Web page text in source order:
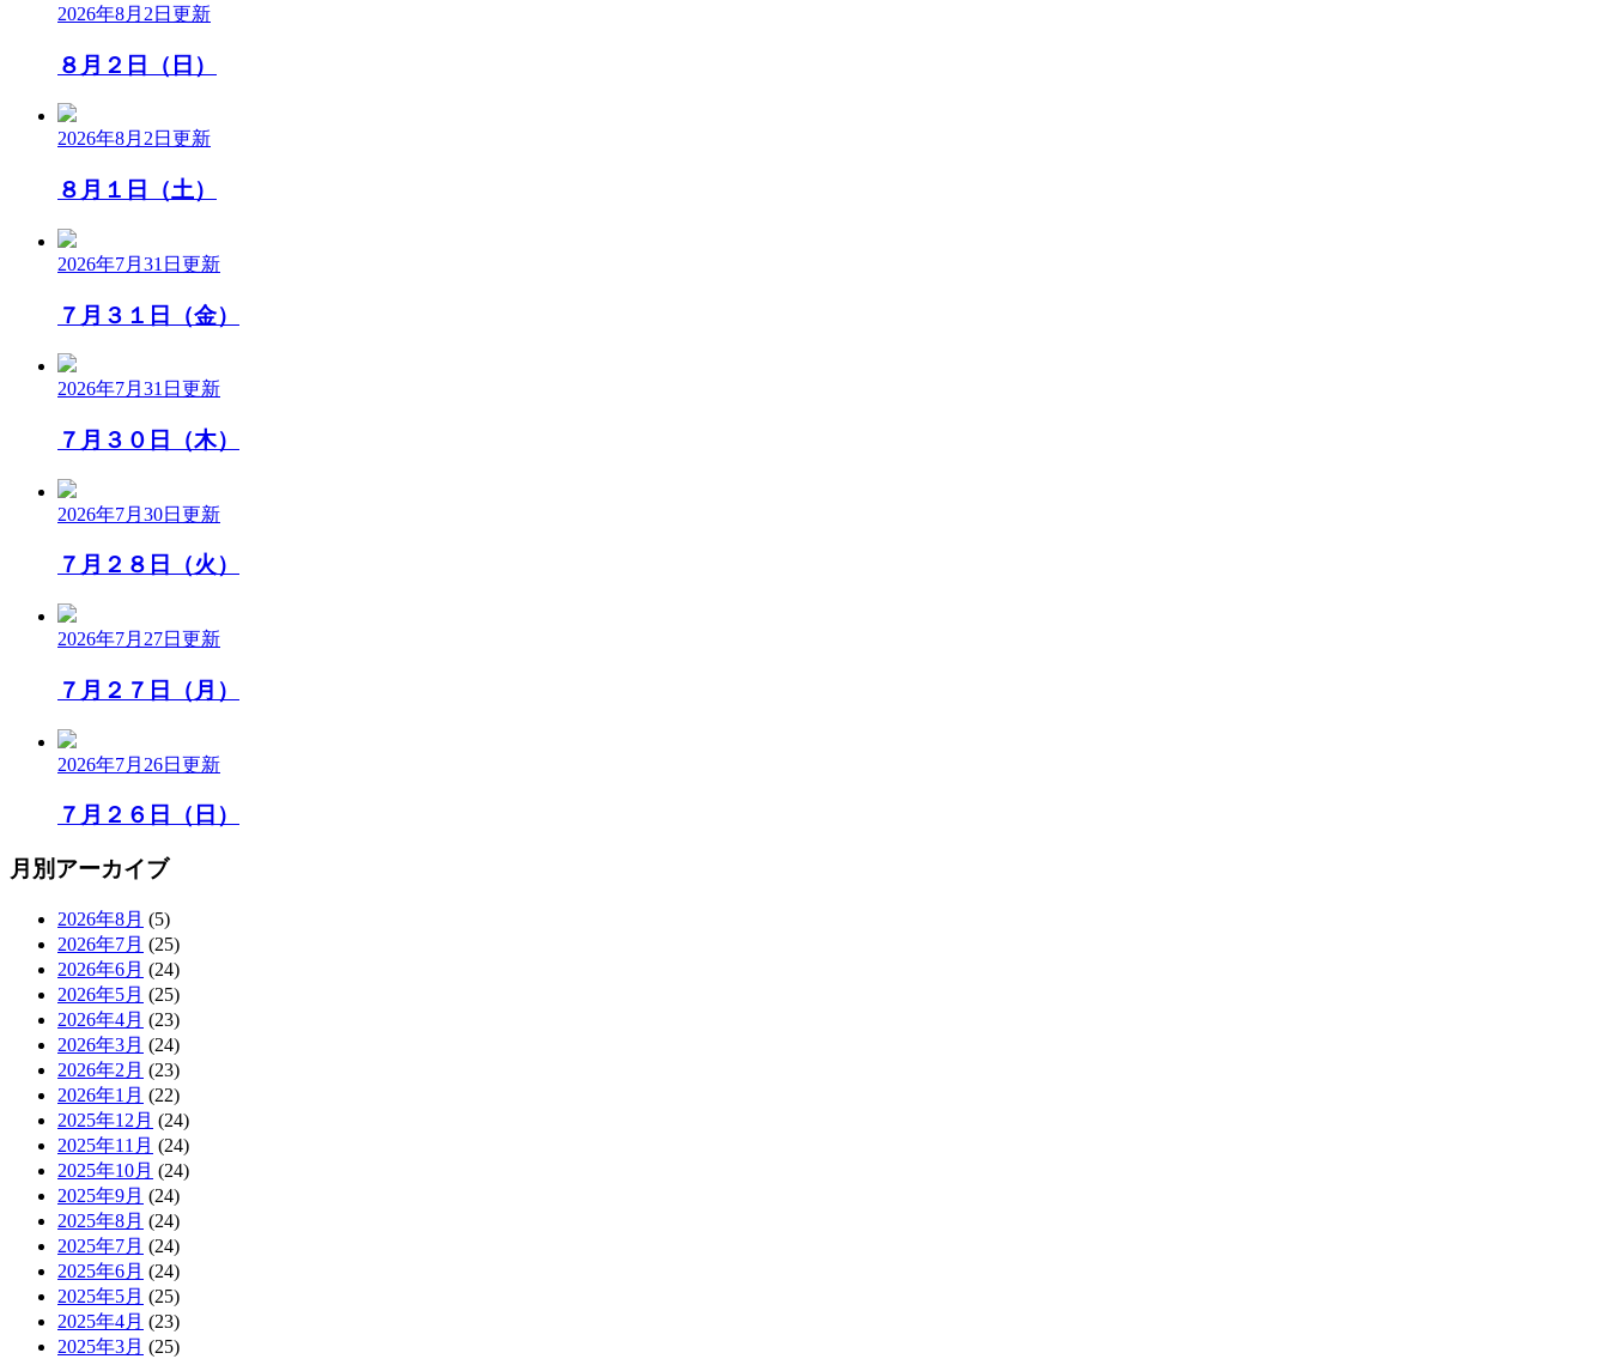
2026年8月2日 更新
８月２日（日）
2026年8月2日 更新
８月１日（土）
2026年7月31日 更新
７月３１日（金）
2026年7月31日 更新
７月３０日（木）
2026年7月30日 更新
７月２８日（火）
2026年7月27日 更新
７月２７日（月）
2026年7月26日 更新
７月２６日（日）
月別アーカイブ
2026年8月 (5)
2026年7月 (25)
2026年6月 (24)
2026年5月 (25)
2026年4月 (23)
2026年3月 (24)
2026年2月 (23)
2026年1月 (22)
2025年12月 (24)
2025年11月 (24)
2025年10月 (24)
2025年9月 (24)
2025年8月 (24)
2025年7月 (24)
2025年6月 (24)
2025年5月 (25)
2025年4月 (23)
2025年3月 (25)